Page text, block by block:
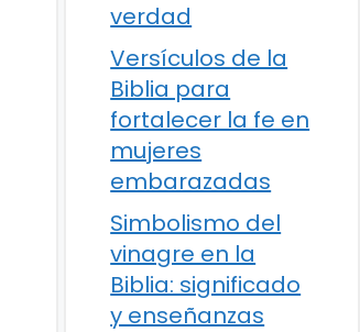
verdad
Versículos de la
Biblia para
fortalecer la fe en
mujeres
embarazadas
Simbolismo del
vinagre en la
Biblia: significado
y enseñanzas